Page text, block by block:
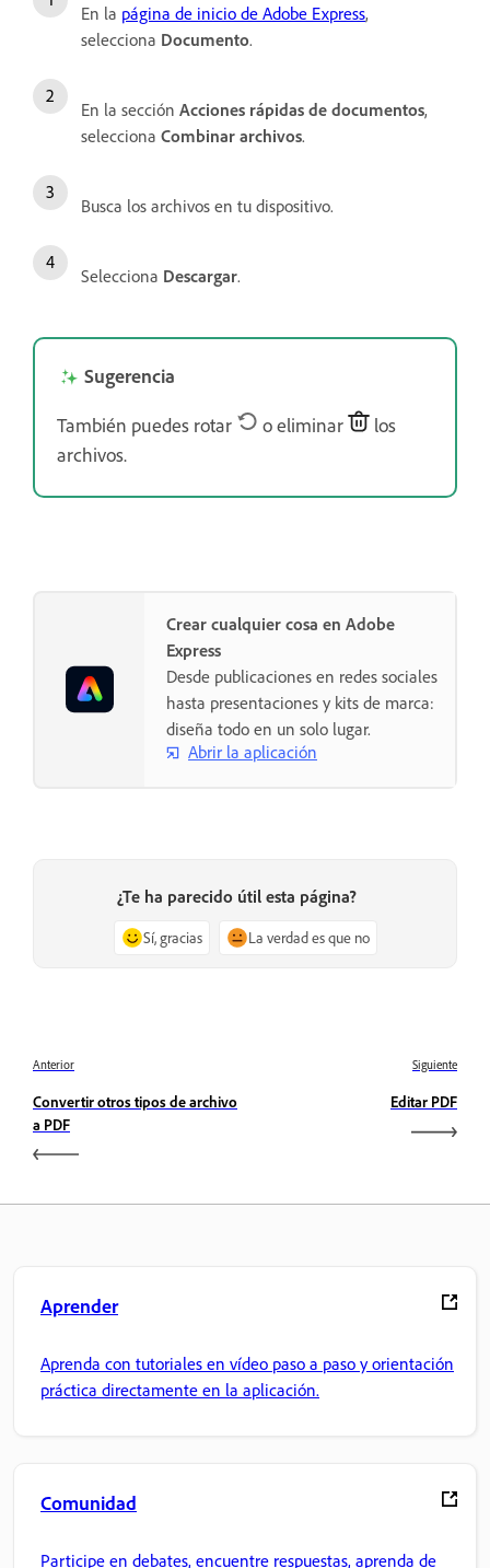
En la página de inicio de Adobe Express,
selecciona Documento.
En la sección Acciones rápidas de documentos,
selecciona Combinar archivos.
Busca los archivos en tu dispositivo.
Selecciona Descargar.
Sugerencia
También puedes rotar o eliminar
los
archivos.
Crear cualquier cosa en Adobe
Express
Desde publicaciones en redes sociales
hasta presentaciones y kits de marca:
diseña todo en un solo lugar.
Abrir la aplicación
¿Te ha parecido útil esta página?
Sí, gracias La verdad es que no
Anterior
Convertir otros tipos de archivo
a PDF
Siguiente
Editar PDF
Aprender
Aprenda con tutoriales en vídeo paso a paso y orientación
práctica directamente en la aplicación.
Comunidad
Participe en debates, encuentre respuestas, aprenda de